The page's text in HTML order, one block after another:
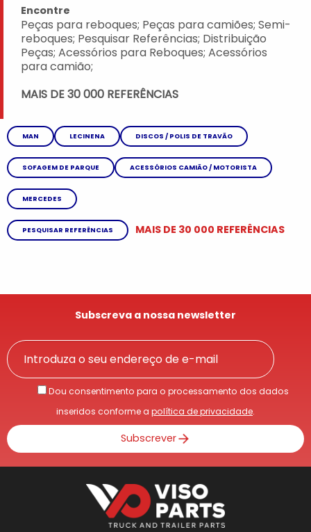
Encontre
Peças para reboques; Peças para camiões; Semi-
reboques; Pesquisar Referências; Distribuição
Peças; Acessórios para Reboques; Acessórios
para camião;
MAIS DE 30 000 REFERÊNCIAS
MAN LECINENA DISCOS / POLIS DE TRAVÃO
SOFAGEM DE PARQUE ACESSÓRIOS CAMIÃO / MOTORISTA
MERCEDES
PESQUISAR REFERÊNCIAS MAIS DE 30 000 REFERÊNCIAS
Subscreva a nossa newsletter
Dou consentimento para o processamento dos dados
inseridos conforme a política de privacidade.
Subscrever